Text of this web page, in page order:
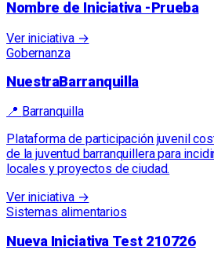
Nombre de Iniciativa -Prueba
Ver iniciativa →
Gobernanza
NuestraBarranquilla
📍 Barranquilla
Plataforma de participación juvenil
de la juventud barranquillera para
locales y proyectos de ciudad.
Ver iniciativa →
Sistemas alimentarios
Nueva Iniciativa Test 210726